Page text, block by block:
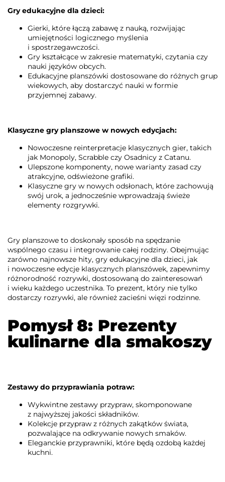
Gry edukacyjne dla dzieci:
Gierki, które łączą zabawę z nauką, rozwijając
umiejętności logicznego myślenia
i spostrzegawczości.
Gry kształcące w zakresie matematyki, czytania czy
nauki języków obcych.
Edukacyjne planszówki dostosowane do różnych grup
wiekowych, aby dostarczyć nauki w formie
przyjemnej zabawy.
Klasyczne gry planszowe w nowych edycjach:
Nowoczesne reinterpretacje klasycznych gier, takich
jak Monopoly, Scrabble czy Osadnicy z Catanu.
Ulepszone komponenty, nowe warianty zasad czy
atrakcyjne, odświeżone grafiki.
Klasyczne gry w nowych odsłonach, które zachowują
swój urok, a jednocześnie wprowadzają świeże
elementy rozgrywki.
Gry planszowe to doskonały sposób na spędzanie
wspólnego czasu i integrowanie całej rodziny. Obejmując
zarówno najnowsze hity, gry edukacyjne dla dzieci, jak
i nowoczesne edycje klasycznych planszówek, zapewnimy
różnorodność rozrywki, dostosowaną do zainteresowań
i wieku każdego uczestnika. To prezent, który nie tylko
dostarczy rozrywki, ale również zacieśni więzi rodzinne.
Pomysł 8: Prezenty
kulinarne dla smakoszy
Zestawy do przyprawiania potraw:
Wykwintne zestawy przypraw, skomponowane
z najwyższej jakości składników.
Kolekcje przypraw z różnych zakątków świata,
pozwalające na odkrywanie nowych smaków.
Eleganckie przyprawniki, które będą ozdobą każdej
kuchni.